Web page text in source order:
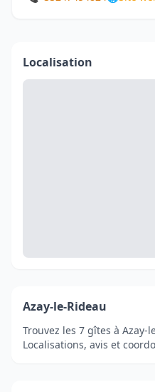
Localisation
Azay-le-Rideau
Trouvez les 7 gîtes à Azay-
Localisations, avis et